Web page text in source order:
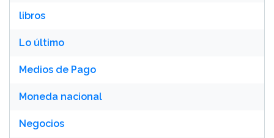
libros
Lo último
Medios de Pago
Moneda nacional
Negocios